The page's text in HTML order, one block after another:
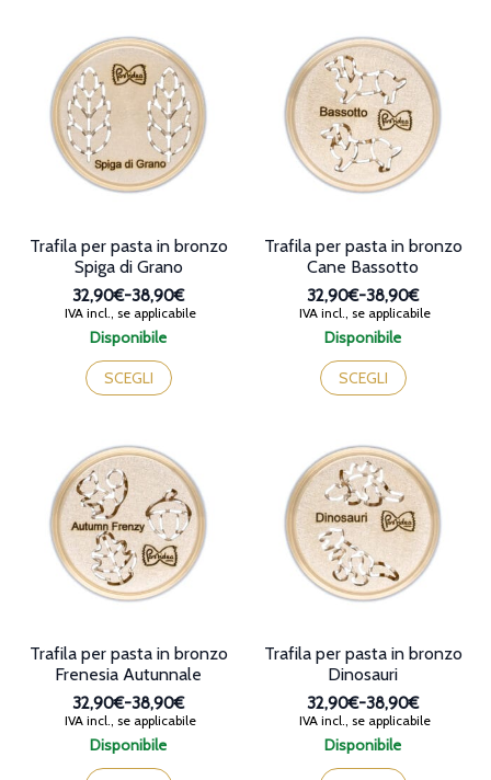
Le
opzioni
possono
essere
scelte
nella
pagina
del
Le
opzioni
possono
essere
scelte
nella
pagina
Disponibile
Trafila per pasta in bronzo
Spiga di Grano
32,90€-38,90€
Fascia
di
da
32,90€
IVA incl., se applicabile
SCEGLI
prodotto
ha
Le
opzioni
possono
essere
scelte
nella
pagina
Disponibile
Trafila per pasta in bronzo
Cane Bassotto
32,90€-38,90€
Fascia
di
da
32,90€
IVA incl., se applicabile
SCEGLI
prodotto
ha
Le
opzioni
possono
essere
scelte
nella
pagina
Disponibile
Trafila per pasta in bronzo
Frenesia Autunnale
32,90€-38,90€
Fascia
di
IVA incl., se applicabile
Questo
Disponibile
Trafila per pasta in bronzo
Dinosauri
32,90€-38,90€
Fascia
di
IVA incl., se applicabile
Questo